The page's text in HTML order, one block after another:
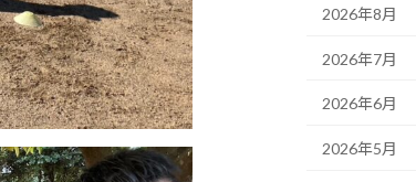
2026年8月
2026年7月
2026年6月
2026年5月